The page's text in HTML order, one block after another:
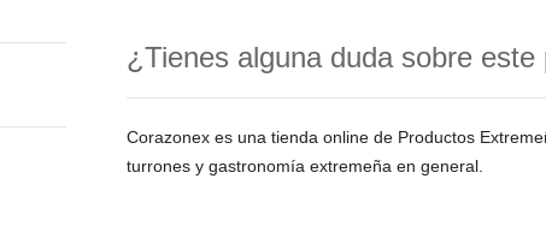
¿Tienes alguna duda sobre
Corazonex es una tienda online de Productos
turrones y gastronomía extremeña en general.